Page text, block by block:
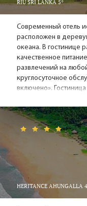
RIU SRI LANKA 5*
Современный отель
расположен в
океана. В гостинице
качественное
развлечений на
круглосуточное
включено».
анимационных
включено" -
HERITANCE AHUNGALLA